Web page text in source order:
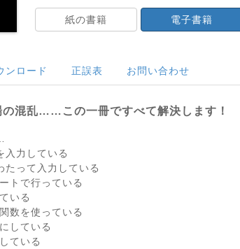
紙の書籍 電子書籍
ンロード 正誤表 お問い合わせ
混乱……この一冊ですべて解決します！
入力している
たって入力している
トで行っている
いる
数を使っている
している
ている